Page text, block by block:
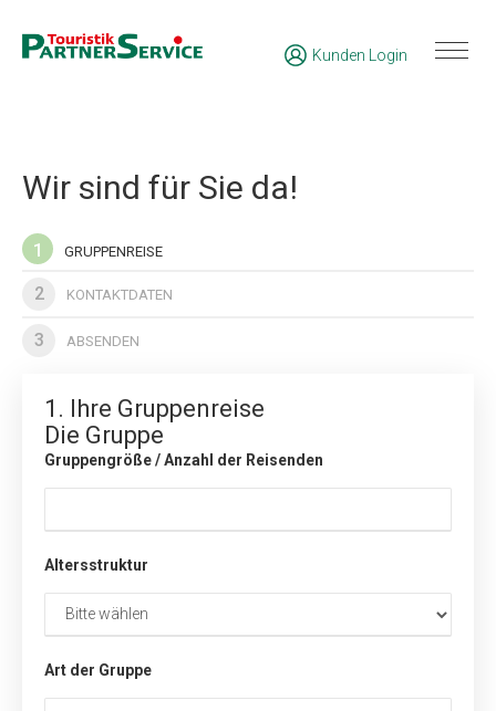
Kunden Login
Wir sind für Sie da!
1 GRUPPENREISE
2 KONTAKTDATEN
3 ABSENDEN
1. Ihre Gruppenreise
Die Gruppe
Gruppengröße / Anzahl der Reisenden
Altersstruktur
Art der Gruppe